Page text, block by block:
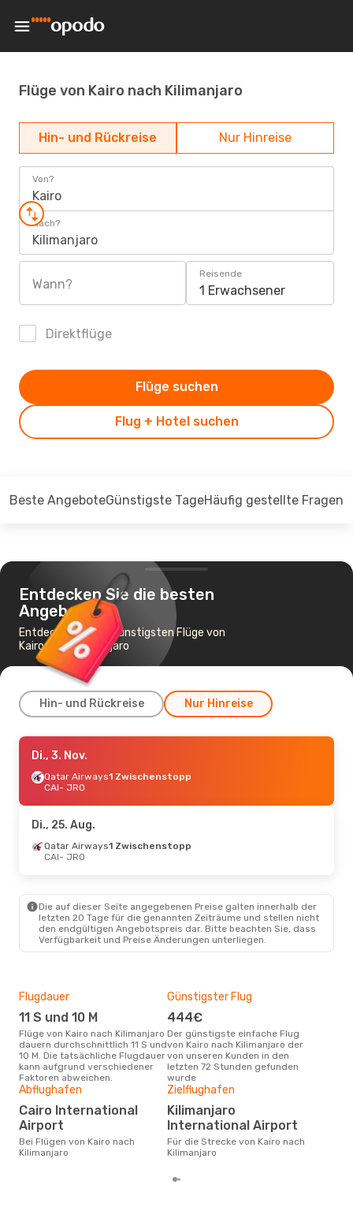
Flüge von Kairo nach Kilimanjaro
Hin- und Rückreise Nur Hinreise
Von?
Kairo
Nach?
Kilimanjaro
Wann?
Reisende
1 Erwachsener
Direktflüge
Flug + Hotel suchen
Flüge suchen
Beste AngeboteGünstigste TageHäufig gestellte Fragen
Entdecken Sie die besten
Angebote
Entdecken Sie die günstigsten Flüge von
Kairo nach Kilimanjaro
Hin- und Rückreise Nur Hinreise
Do., 10. Sept.
Ethiopian Airlines1 Zwischenstopp
CAI- JRO
JRO- CAI
Di., 3. Nov.
Qatar Airways1 Zwischenstopp
CAI- JRO
Di., 25. Aug.
Qatar Airways1 Zwischenstopp
CAI- JRO
Die auf dieser Seite angegebenen Preise galten innerhalb der
letzten 20 Tage für die genannten Zeiträume und stellen nicht
den endgültigen Angebotspreis dar. Bitte beachten Sie, dass
Verfügbarkeit und Preise Änderungen unterliegen.
Flugdauer
11 S und 10 M
Flüge von Kairo nach Kilimanjaro
dauern durchschnittlich 11 S und
10 M. Die tatsächliche Flugdauer
kann aufgrund verschiedener
Faktoren abweichen.
Günstigster Flug
444€
Der günstigste einfache Flug
von Kairo nach Kilimanjaro der
von unseren Kunden in den
letzten 72 Stunden gefunden
wurde
Abflughafen
Cairo International
Airport
Bei Flügen von Kairo nach
Kilimanjaro
Zielflughafen
Kilimanjaro
International Airport
Für die Strecke von Kairo nach
Kilimanjaro